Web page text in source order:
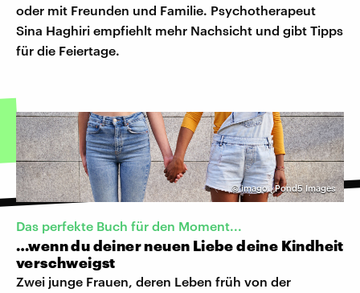
oder mit Freunden und Familie. Psychotherapeut
Sina Haghiri empfiehlt mehr Nachsicht und gibt Tipps
für die Feiertage.
©imago | Pond5 Images
Das perfekte Buch für den Moment...
…wenn du deiner neuen Liebe deine Kindheit
verschweigst
Zwei junge Frauen, deren Leben früh von der